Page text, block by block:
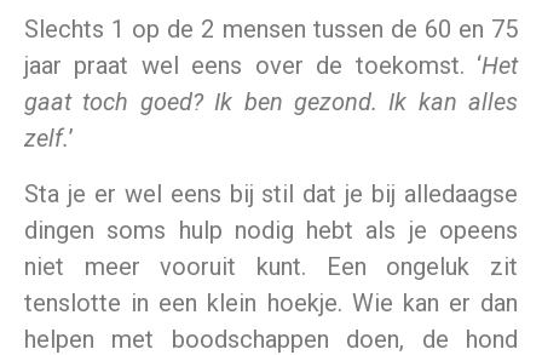
Slechts 1 op de 2 mensen tussen de 60 en 75
jaar praat wel eens over de toekomst. ‘Het
gaat toch goed? Ik ben gezond. Ik kan alles
zelf.’
Sta je er wel eens bij stil dat je bij alledaagse
dingen soms hulp nodig hebt als je opeens
niet meer vooruit kunt. Een ongeluk zit
tenslotte in een klein hoekje. Wie kan er dan
helpen met boodschappen doen, de hond